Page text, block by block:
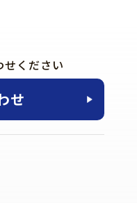
せください
せ